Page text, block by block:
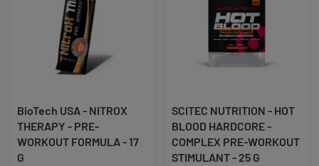
BioTech USA - NITROX
THERAPY - PRE-
WORKOUT FORMULA - 17
G
SCITEC NUTRITION - HOT
BLOOD HARDCORE -
COMPLEX PRE-WORKOUT
STIMULANT - 25 G